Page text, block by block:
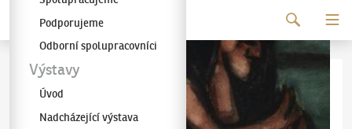
Galerie KODLPodporujeme
Odborní spolupracovníci
Výstavy
Úvod
Nadcházející výstava